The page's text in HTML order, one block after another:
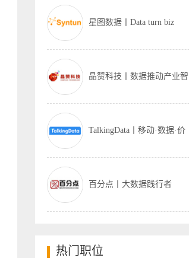
星图数据丨Data turn biz
晶赞科技丨数据推动产业
TalkingData丨移动·数据·价
百分点丨大数据践行者
热门职位